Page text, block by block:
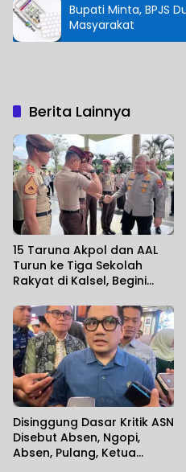
Bupati Minta, BPJS Dulukan Layani
Masyarakat
Berita Lainnya
15 Taruna Akpol dan AAL
Turun ke Tiga Sekolah
Rakyat di Kalsel, Begini
Disinggung Dasar Kritik ASN
Disebut Absen, Ngopi,
Absen, Pulang, Ketua